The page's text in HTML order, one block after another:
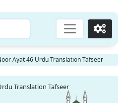
Go
Ayat 46 Urdu Translation Tafseer
Translation Tafseer